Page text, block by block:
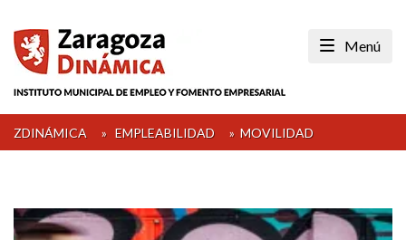
content
Menú
ZDINÁMICA » EMPLEABILIDAD » MOVILIDAD